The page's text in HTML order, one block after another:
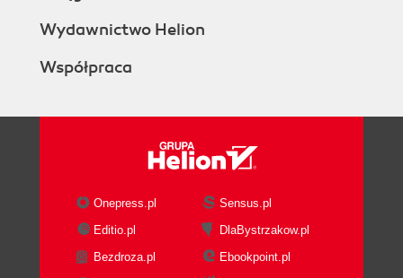
Wydawnictwo Helion
Współpraca
Onepress.pl
Sensus.pl
Editio.pl
DlaBystrzakow.pl
Bezdroza.pl
Ebookpoint.pl